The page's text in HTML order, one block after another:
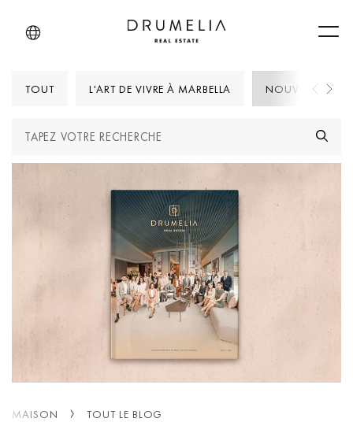
TOUT L'ART DE VIVRE À MARBELLA NOUVELLES
MAISON TOUT LE BLOG